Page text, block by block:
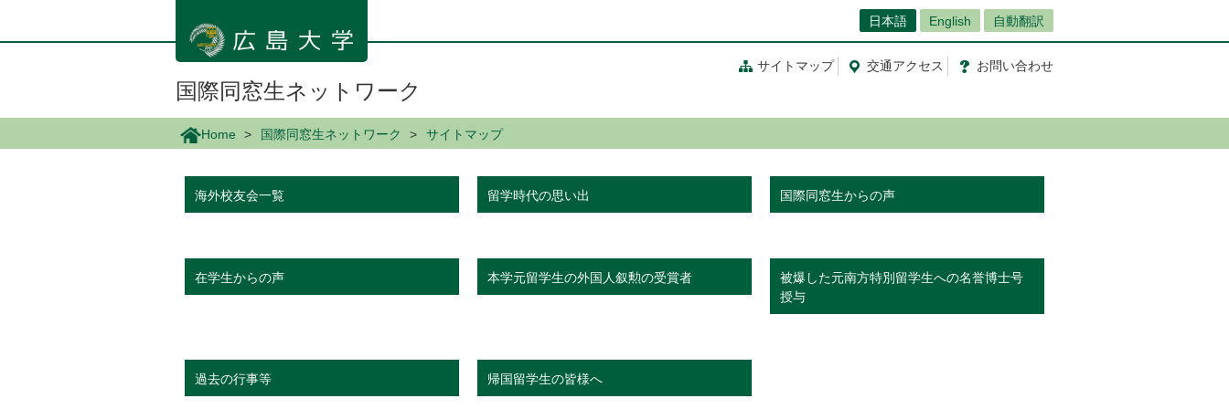
ン
日本語 English 自動翻訳
サイトマップ 交通アクセス お問い合わせ
国際同窓生ネットワーク
Home 国際同窓生ネットワーク サイトマップ
海外校友会一覧 留学時代の思い出 国際同窓生からの声
在学生からの声 本学元留学生の外国人叙勲の受賞者
被爆した元南方特別留学生への名誉博士号
授与
過去の行事等 帰国留学生の皆様へ